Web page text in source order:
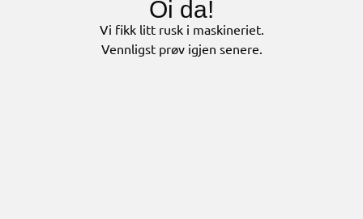
Oi da!
Vi fikk litt rusk i maskineriet.
Vennligst prøv igjen senere.